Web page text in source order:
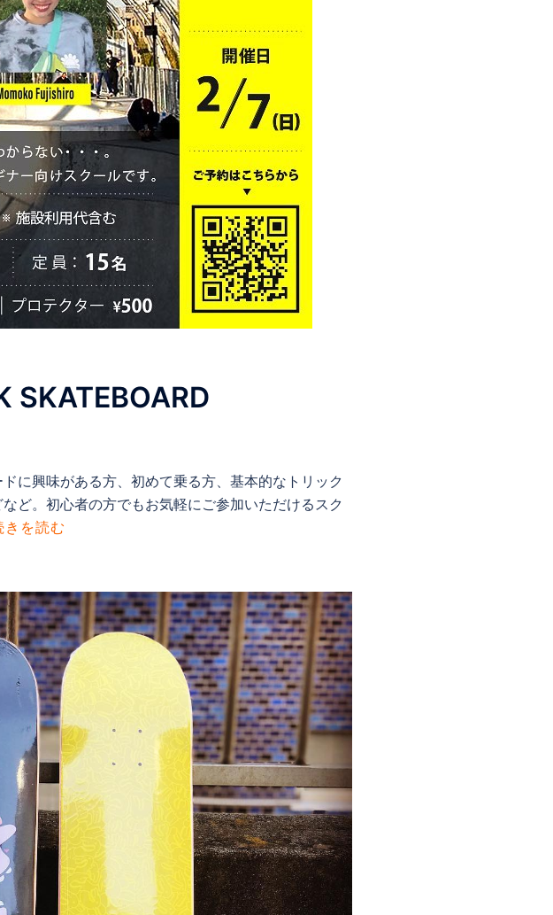
SKATEBOARD
に興味がある方、初めて乗る方、基本的なトリック
ど。初心者の方でもお気軽にご参加いただけるスク
きを読む